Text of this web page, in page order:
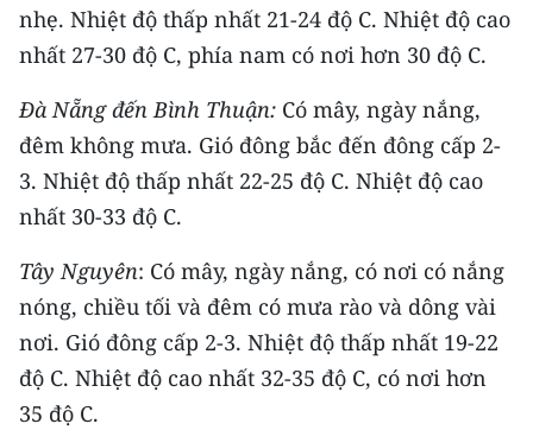
ĐỌC BÁO IN
ENGLISH
FRANÇAIS
РУССКИЙ
ESPAÑOL
한국어
nhẹ. Nhiệt độ thấp nhất 21-24 độ C. Nhiệt độ cao
nhất 27-30 độ C, phía nam có nơi hơn 30 độ C.
Đà Nẵng đến Bình Thuận: Có mây, ngày nắng,
đêm không mưa. Gió đông bắc đến đông cấp 2-
3. Nhiệt độ thấp nhất 22-25 độ C. Nhiệt độ cao
nhất 30-33 độ C.
Tây Nguyên: Có mây, ngày nắng, có nơi có nắng
nóng, chiều tối và đêm có mưa rào và dông vài
nơi. Gió đông cấp 2-3. Nhiệt độ thấp nhất 19-22
độ C. Nhiệt độ cao nhất 32-35 độ C, có nơi hơn
35 độ C.